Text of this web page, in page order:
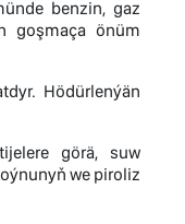
benzin, gaz
goşmaça önüm
Hödürlenýän
görä, suw
we piroliz